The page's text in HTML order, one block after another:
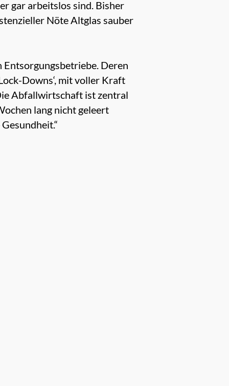
gar arbeitslos sind. Bisher
Nöte Altglas sauber
Entsorgungsbetriebe. Deren
Downs‘, mit voller Kraft
Abfallwirtschaft ist zentral
lang nicht geleert